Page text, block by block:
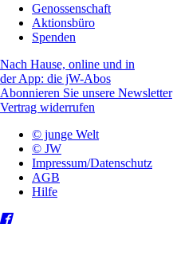
Genossenschaft
Aktionsbüro
Spenden
Nach Hause, online und in
der App: die jW-Abos
Abonnieren Sie unsere Newsletter
Vertrag widerrufen
© junge Welt
© JW
Impressum/Datenschutz
AGB
Hilfe